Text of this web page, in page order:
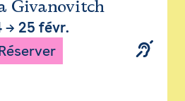
Givanovitch
→ 25 févr.